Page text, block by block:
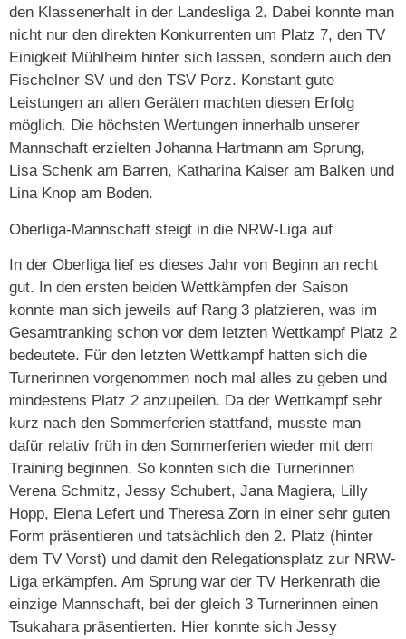
den Klassenerhalt in der Landesliga 2. Dabei konnte man
nicht nur den direkten Konkurrenten um Platz 7, den TV
Einigkeit Mühlheim hinter sich lassen, sondern auch den
Fischelner SV und den TSV Porz. Konstant gute
Leistungen an allen Geräten machten diesen Erfolg
möglich. Die höchsten Wertungen innerhalb unserer
Mannschaft erzielten Johanna Hartmann am Sprung,
Lisa Schenk am Barren, Katharina Kaiser am Balken und
Lina Knop am Boden.
Oberliga-Mannschaft steigt in die NRW-Liga auf
In der Oberliga lief es dieses Jahr von Beginn an recht
gut. In den ersten beiden Wettkämpfen der Saison
konnte man sich jeweils auf Rang 3 platzieren, was im
Gesamtranking schon vor dem letzten Wettkampf Platz 2
bedeutete. Für den letzten Wettkampf hatten sich die
Turnerinnen vorgenommen noch mal alles zu geben und
mindestens Platz 2 anzupeilen. Da der Wettkampf sehr
kurz nach den Sommerferien stattfand, musste man
dafür relativ früh in den Sommerferien wieder mit dem
Training beginnen. So konnten sich die Turnerinnen
Verena Schmitz, Jessy Schubert, Jana Magiera, Lilly
Hopp, Elena Lefert und Theresa Zorn in einer sehr guten
Form präsentieren und tatsächlich den 2. Platz (hinter
dem TV Vorst) und damit den Relegationsplatz zur NRW-
Liga erkämpfen. Am Sprung war der TV Herkenrath die
einzige Mannschaft, bei der gleich 3 Turnerinnen einen
Tsukahara präsentierten. Hier konnte sich Jessy